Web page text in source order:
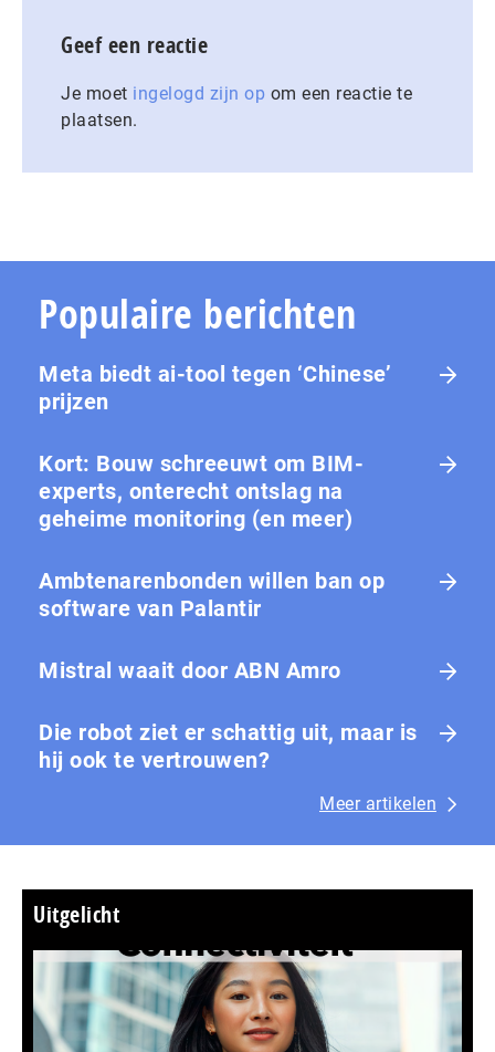
Geef een reactie
Je moet ingelogd zijn op om een reactie te
plaatsen.
Populaire berichten
Meta biedt ai-tool tegen ‘Chinese’
prijzen
Kort: Bouw schreeuwt om BIM-
experts, onterecht ontslag na
geheime monitoring (en meer)
Ambtenarenbonden willen ban op
software van Palantir
Mistral waait door ABN Amro
Die robot ziet er schattig uit, maar is
hij ook te vertrouwen?
Meer artikelen
Uitgelicht